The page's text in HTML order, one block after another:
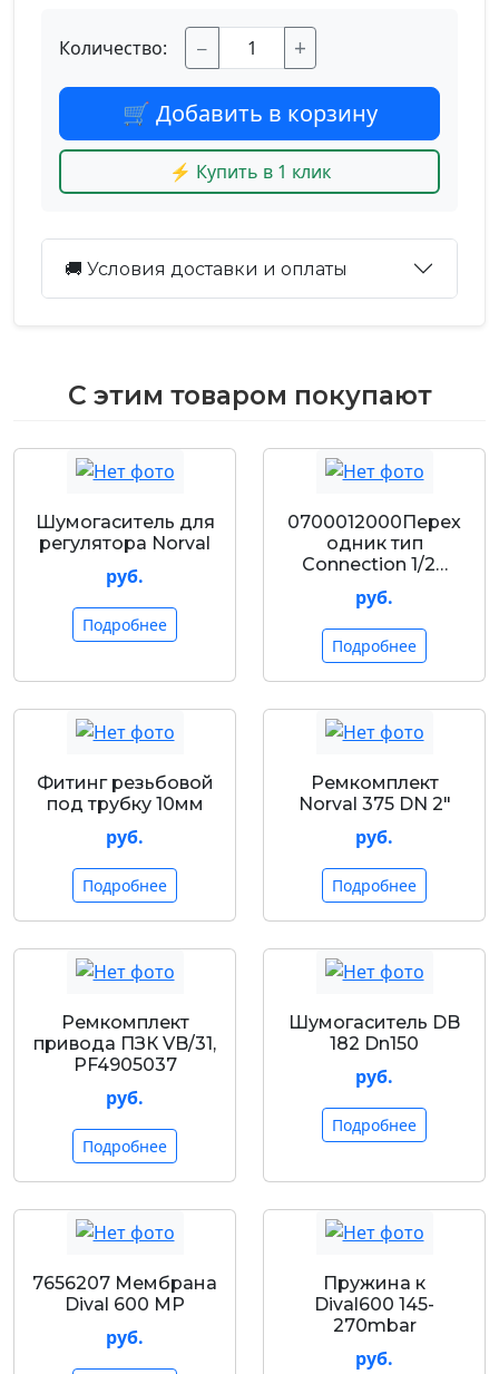
Количество: − +
🛒 Добавить в корзину
⚡ Купить в 1 клик
🚚 Условия доставки и оплаты
С этим товаром покупают
Шумогаситель для
регулятора Norval
руб.
Подробнее
0700012000Перех
одник тип
Connection 1/2…
руб.
Подробнее
Фитинг резьбовой
под трубку 10мм
руб.
Подробнее
Ремкомплект
Norval 375 DN 2"
руб.
Подробнее
Ремкомплект
привода ПЗК VB/31,
PF4905037
руб.
Подробнее
Шумогаситель DB
182 Dn150
руб.
Подробнее
7656207 Мембрана
Dival 600 MP
руб.
Пружина к
Dival600 145-
270mbar
руб.